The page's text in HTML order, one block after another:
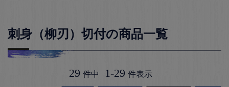
刺身（柳刃）切付の商品一覧
29 件中 1 -29 件表示